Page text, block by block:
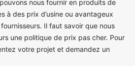
nous fournir en produits de
à des prix d’usine ou avantageux
Il faut savoir que nous
une politique de prix pas cher. Pour
votre projet et demandez un